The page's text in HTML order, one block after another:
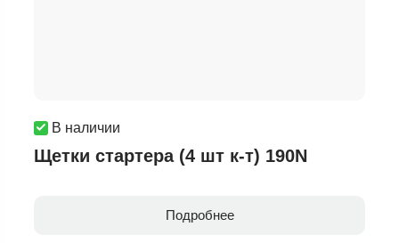
В наличии
Щетки стартера (4 шт к-т) 190N
Подробнее